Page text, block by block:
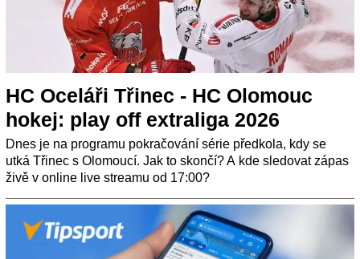
HC Oceláři Třinec - HC Olomouc
hokej: play off extraliga 2026
Dnes je na programu pokračování série předkola, kdy se
utká Třinec s Olomoucí. Jak to skončí? A kde sledovat zápas
živě v online live streamu od 17:00?